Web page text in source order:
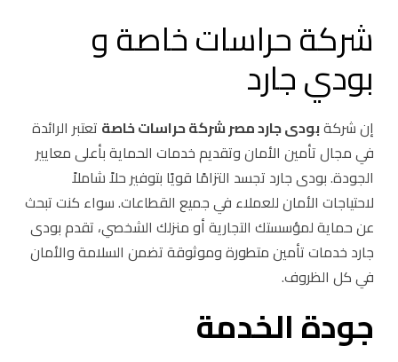
شركة حراسات خاصة و
بودي جارد
إن شركةبودى جارد مصر شركة حراسات خاصة تعتبر الرائدة
في مجال تأمين الأمان وتقديم خدمات الحماية بأعلى معايير
الجودة. بودى جارد تجسد التزامًا قويًا بتوفير حلاً شاملاً
لاحتياجات الأمان للعملاء في جميع القطاعات. سواء كنت تبحث
عن حماية لمؤسستك التجارية أو منزلك الشخصي، تقدم بودى
جارد خدمات تأمين متطورة وموثوقة تضمن السلامة والأمان
في كل الظروف.
جودة الخدمة